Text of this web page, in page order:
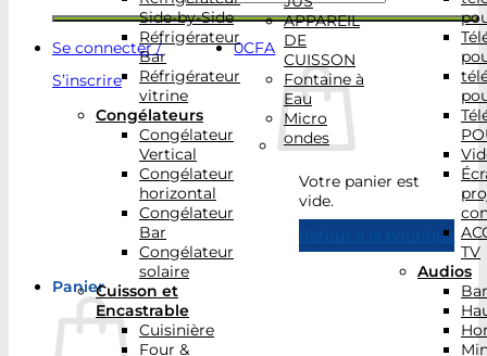
Se connecter /
S’inscrire
0CFA
Votre panier est
vide.
Retour à la boutique
Panier
Side-by-Side
Réfrigérateur
Bar
Réfrigérateur
vitrine
Congélateurs
Congélateur
Vertical
Congélateur
horizontal
Congélateur
Bar
Congélateur
solaire
Cuisson et
Encastrable
Cuisinière
Four &
APPAREIL
DE
CUISSON
Fontaine à
Eau
Micro
ondes
TV
Audios